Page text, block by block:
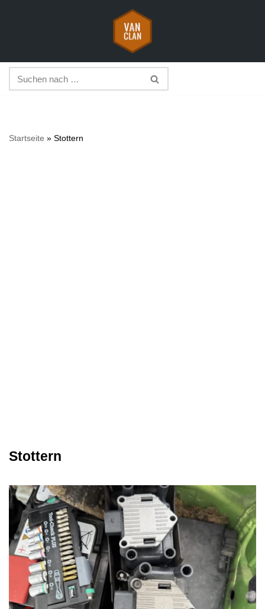
springen
Startseite » Stottern
Stottern